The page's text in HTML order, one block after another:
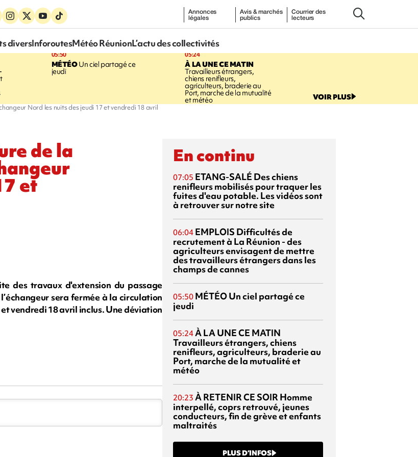
Annonces
légales
Avis & marchés
publics
Courrier des
lecteurs
diversInforoutesMétéo RéunionL’actu des collectivités
05:50
MÉTÉOUn ciel partagé ce
jeudi
05:24
À LA UNE CE MATIN
Travailleurs étrangers,
chiens renifleurs,
agriculteurs, braderie au
Port, marche de la mutualité
et météo VOIR PLUS
Nord les nuits des jeudi 17 et vendredi 18 avril
de la
et
des travaux d'extension du passage
sera fermée à la circulation
vendredi 18 avril inclus. Une déviation
En continu
07:05 ETANG-SALÉ Des chiens
renifleurs mobilisés pour traquer les
fuites d'eau potable. Les vidéos sont
à retrouver sur notre site
06:04 EMPLOIS Difficultés de
recrutement à La Réunion - des
agriculteurs envisagent de mettre
des travailleurs étrangers dans les
champs de cannes
05:50 MÉTÉOUn ciel partagé ce
jeudi
05:24À LA UNE CE MATIN
Travailleurs étrangers, chiens
renifleurs, agriculteurs, braderie au
Port, marche de la mutualité et
météo
20:23 À RETENIR CE SOIR Homme
interpellé, coprs retrouvé, jeunes
conducteurs, fin de grève et enfants
maltraités
PLUS D’INFOS